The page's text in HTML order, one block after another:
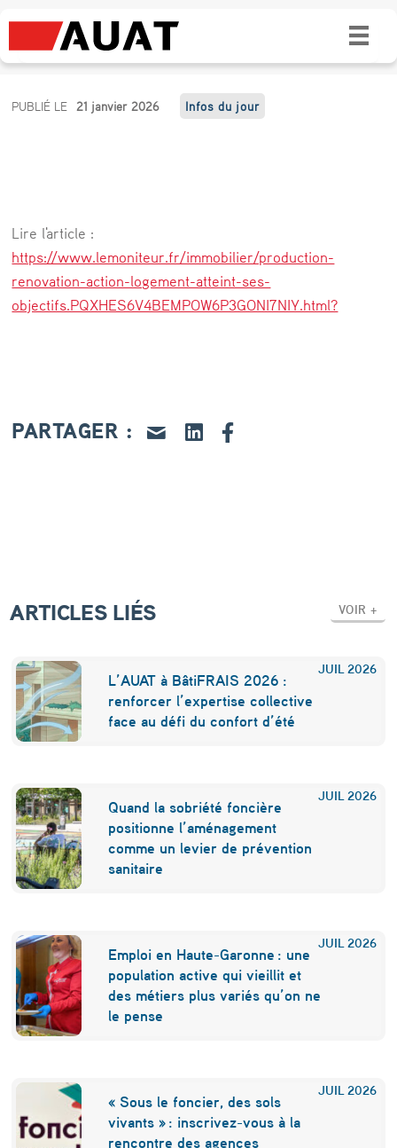
Production, rénovation : Action Logement
dresse un bon bilan 2025
P
u
c
t
i
r
t
o
n
:
c
t
i
o
L
o
g
e
n
PUBLIÉ LE 21 janvier 2026 Infos du jour
Lire l'article :
https://www.lemoniteur.fr/immobilier/production-
renovation-action-logement-atteint-ses-
objectifs.PQXHES6V4BEMPOW6P3GONI7NIY.html?
PARTAGER :
ARTICLES LIÉS VOIR +
JUIL 2026
L’AUAT à BâtiFRAIS 2026 :
renforcer l’expertise collective
face au défi du confort d’été
JUIL 2026
Quand la sobriété foncière
positionne l’aménagement
comme un levier de prévention
sanitaire
JUIL 2026
Emploi en Haute-Garonne : une
population active qui vieillit et
des métiers plus variés qu’on ne
le pense
JUIL 2026
« Sous le foncier, des sols
vivants » : inscrivez-vous à la
rencontre des agences